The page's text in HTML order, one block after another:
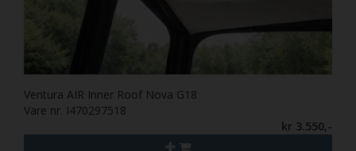
Ventura AIR Inner Roof Nova G18
Vare nr. I470297518
kr 3.550,-